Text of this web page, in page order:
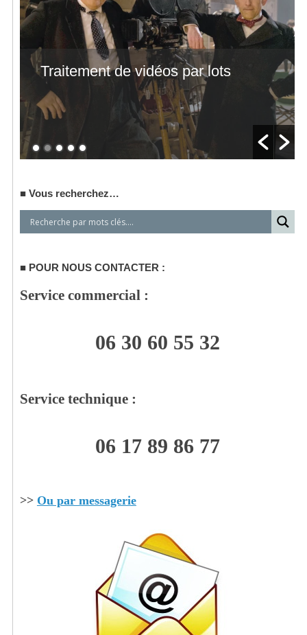
Traitement de vidéos par lots
Vous recherchez…
POUR NOUS CONTACTER :
Service commercial :
06 30 60 55 32
Service technique :
06 17 89 86 77
>> Ou par messagerie